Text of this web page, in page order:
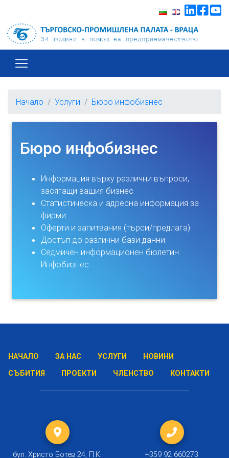
Начало Услуги Бюро инфобизнес
Бюро инфобизнес
Информация върху различни въпроси,
засягащи вашия бизнес
Статистическа и адресна информация за
фирми
Оферти и запитвания (търси/предлага)
Достъп до различни бази данни
Седмичен информационен бюлетин
Инфобизнес
НАЧАЛО ЗА НАС УСЛУГИ
НОВИНИ
СЪБИТИЯ
ПРОЕКТИ ЧЛЕНСТВО КОНТАКТИ
бул. Христо Ботев 24, П.К. +359 92 660273